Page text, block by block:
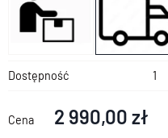
Dostępność 1
Cena 2 990,00 zł